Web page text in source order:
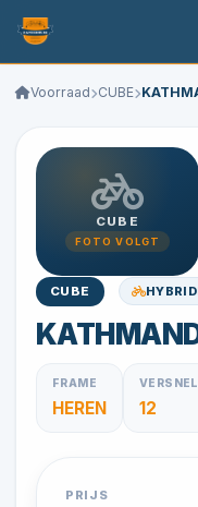
Voorraad CUBE
CUBE
FOTO VOLGT
CUBE
FRAME
HEREN 12
PRIJS